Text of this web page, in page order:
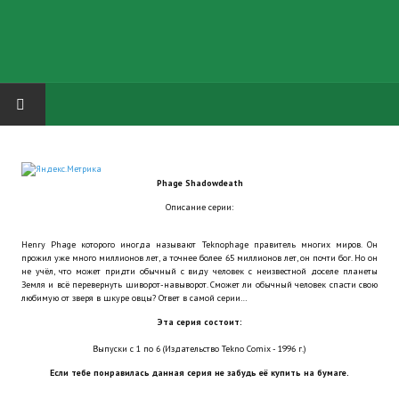
Русская биржа
Теневой кардинал для Обливиона
Aliens vs Predator 2 (Русские субтитры)
Dungeon Siege 2 Legendary Mod (Русские субтитры)
Phage Shadowdeath
Описание серии:
Henry Phage которого иногда называют Teknophage правитель многих миров. Он
прожил уже много миллионов лет, а точнее более 65 миллионов лет, он почти бог. Но он
не учёл, что может придти обычный с виду человек с неизвестной доселе планеты
Земля и всё перевернуть шиворот-навыворот. Сможет ли обычный человек спасти свою
любимую от зверя в шкуре овцы? Ответ в самой серии…
Эта серия состоит:
Выпуски с 1 по 6 (Издательство Tekno Comix - 1996 г.)
Если тебе понравилась данная серия не забудь её купить на бумаге.